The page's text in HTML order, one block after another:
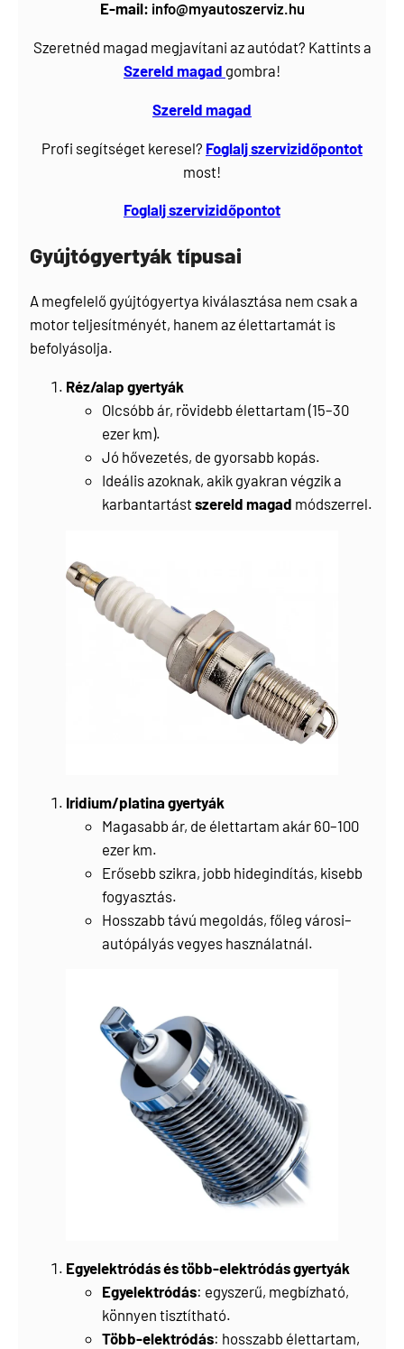
E-mail: info@myautoszerviz.hu
Szeretnéd magad megjavítani az autódat? Kattints a
Szereld magad gombra!
Szereld magad
Profi segítséget keresel? Foglaljszervizidőpontot
most!
Foglalj szervizidőpontot
Gyújtógyertyák típusai
A megfelelő gyújtógyertya kiválasztása nem csak a
motor teljesítményét, hanem az élettartamát is
befolyásolja.
Réz/alap gyertyák
Olcsóbb ár, rövidebb élettartam (15–30
ezer km).
Jó hővezetés, de gyorsabb kopás.
Ideális azoknak, akik gyakran végzik a
karbantartástszereld magad módszerrel.
Iridium/platina gyertyák
Magasabb ár, de élettartam akár 60–100
ezer km.
Erősebb szikra, jobb hidegindítás, kisebb
fogyasztás.
Hosszabb távú megoldás, főleg városi–
autópályás vegyes használatnál.
Egyelektródás és több-elektródás gyertyák
Egyelektródás: egyszerű, megbízható,
könnyen tisztítható.
Több-elektródás: hosszabb élettartam,